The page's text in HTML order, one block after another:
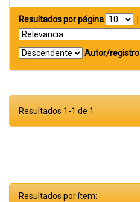
Resultados por página
Autor/registro
Resultados 1-1 de 1.
Resultados por ítem: